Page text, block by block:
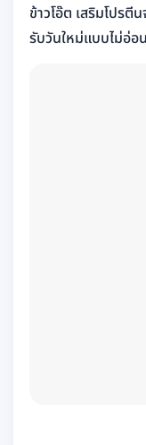
ข้าวโอ๊ต เสริมโปรตี
รับวันใหม่แบบไม่อ่อ